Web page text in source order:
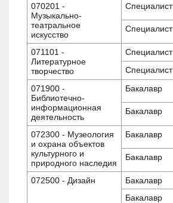
070201 -
Музыкально-
театральное
искусство
Специалист
Специалист
071101 -
Литературное
творчество
Специалист
Специалист
071900 -
Библиотечно-
информационная
деятельность
Бакалавр
Бакалавр
072300 - Музеология
и охрана объектов
культурного и
природного наследия
Бакалавр
Бакалавр
072500 - Дизайн Бакалавр
Бакалавр